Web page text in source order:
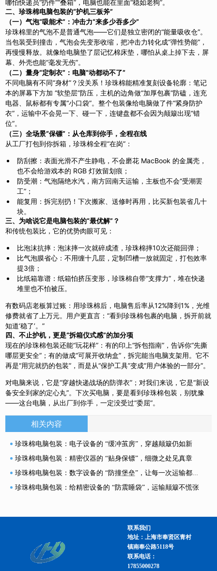
哪怕快递员“扔件”“叠箱”，电脑也能在里面“稳如老狗”。
二、珍珠棉电脑包装的“护机三板斧”
（一）气泡“吸能术”：冲击力“来多少吞多少”
珍珠棉里的气泡不是普通气泡——它们是独立密闭的“能量吸收仓”。
当包装受到撞击，气泡会先变形收缩，把冲击力转化成“弹性势能”，
再慢慢释放。就像给电脑垫了层记忆棉床垫，哪怕从桌上掉下去，屏
幕、外壳也能“毫发无伤”。
（二）量身“定制衣”：电脑“动都动不了”
不同电脑有不同“身材”？没关系！珍珠棉能精准复刻设备轮廓：笔记
本的屏幕下方加 “软垫层”防压，主机的边角做“加厚包裹”防磕，连充
电器、鼠标都有专属“小口袋”。整个包装像给电脑做了件“紧身防护
衣”，运输中不会晃一下、碰一下，连键盘都不会因为颠簸出现“错
位”。
（三）全场景“保镖”：从仓库到你手，全程在线
从工厂打包到你拆箱，珍珠棉全程“在岗”：
防刮擦：表面光滑不产生静电，不会磨花 MacBook 的金属壳，
也不会给游戏本的 RGB 灯效留划痕；
防受潮：气泡隔绝水汽，南方回南天运输，主板也不会“受潮罢
工”；
能复用：拆完别扔！下次搬家、送修时再用，比买新包装省几十
块。
三、为啥说它是电脑包装的“最优解”？
和传统包装比，它的优势肉眼可见：
比泡沫抗摔：泡沫摔一次就碎成渣，珍珠棉摔10次还能回弹；
比气泡膜省心：不用缠十几层，定制凹槽一放就固定，打包效率
提3倍；
比纸箱靠谱：纸箱怕挤压变形，珍珠棉自带“支撑力”，堆在快递
堆里也不怕被压。
有数码店老板算过账：用珍珠棉后，电脑售后率从12%降到1%，光维
修费就省了上万元。用户更直言：“看到珍珠棉包裹的电脑，拆开前就
知道‘稳了’。”
四、不止护机，更是“拆箱仪式感”的加分项
现在的珍珠棉包装还能“玩花样”：有的印上“拆包指南”，告诉你“先撕
哪层更安全”；有的做成“可展开收纳盒”，拆完能当电脑支架用。它不
再是“用完就扔的包装”，而是从“保护工具”变成“用户体验的一部分”。
对电脑来说，它是“穿越快递战场的防弹衣”；对我们来说，它是“新设
备安全到家的定心丸”。下次买电脑，要是看到珍珠棉包装，别犹豫
——这台电脑，从出厂到你手，一定没受过“委屈”。
相关内容
珍珠棉电脑包装：电子设备的 “缓冲茧房”，穿越颠簸仍如新
珍珠棉电脑包装：精密仪器的 “贴身保镖”，细微之处见真章
珍珠棉电脑包装：数字设备的 “防撞堡垒”，让每一次运输都稳如泰山
珍珠棉电脑包装：给精密设备的 “防震睡袋”，运输颠簸不慌张
联系我们
地址：上海市奉贤区青村
镇南奉公路5118号
联系电话：
17855000278